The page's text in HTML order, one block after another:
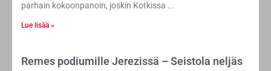
parhain kokoonpanoin, joskin Kotkissa
Lue lisää »
Remes podiumille Jerezissä – Seistola neljäs